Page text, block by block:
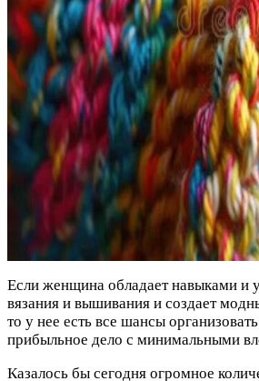
Если женщина обладает навыками и
вязания и вышивания и создает
то у нее есть все шансы
прибыльное дело с минимальными
Казалось бы сегодня огромное